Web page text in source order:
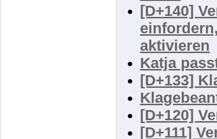
Fotos
[D+140]
aktivieren
Katja
[D+133]
[D+120]